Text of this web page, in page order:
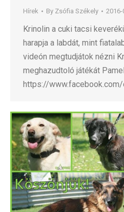
Hírek By Zsófia Székely 2016-
Krinolin a cuki tacsi
harapja a labdát, mint
videón megtudjátok nézni
meghazudtoló játékát
https://